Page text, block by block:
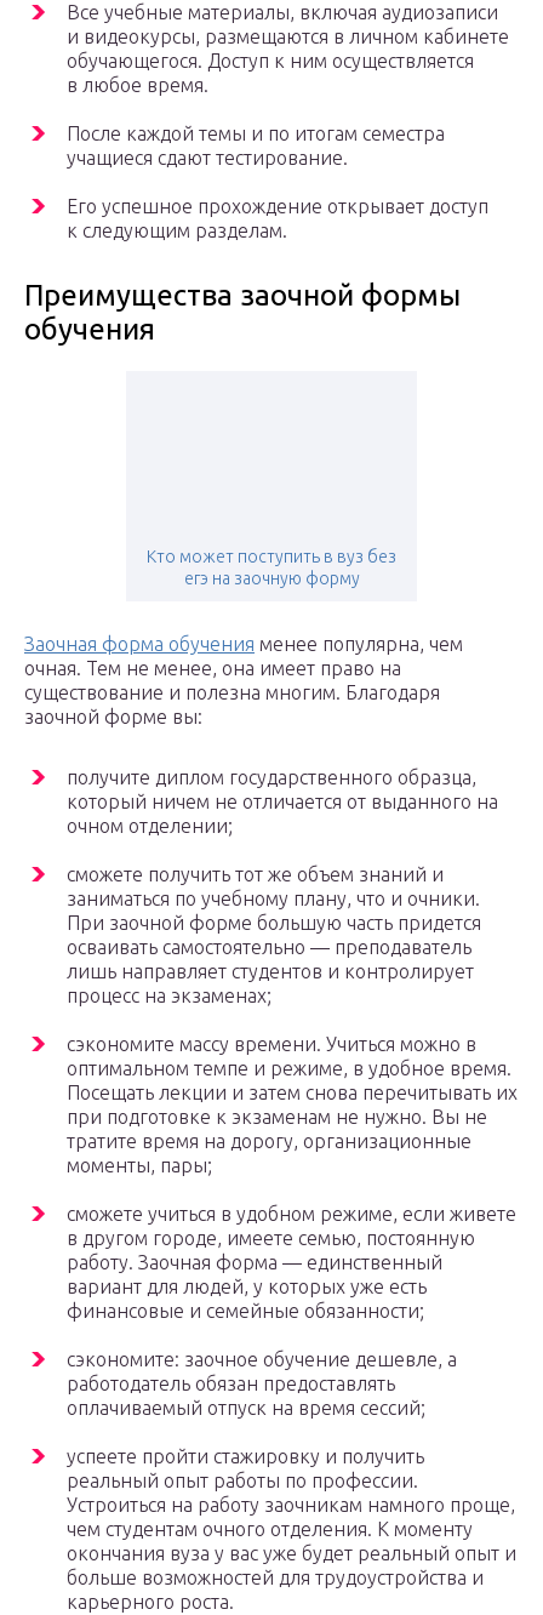
Все учебные материалы, включая аудиозаписи
и видеокурсы, размещаются в личном кабинете
обучающегося. Доступ к ним осуществляется
в любое время.
После каждой темы и по итогам семестра
учащиеся сдают тестирование.
Его успешное прохождение открывает доступ
к следующим разделам.
Преимущества заочной формы
обучения
Кто может поступить в вуз без
егэ на заочную форму
Заочная форма обучения менее популярна, чем
очная. Тем не менее, она имеет право на
существование и полезна многим. Благодаря
заочной форме вы:
получите диплом государственного образца,
который ничем не отличается от выданного на
очном отделении;
сможете получить тот же объем знаний и
заниматься по учебному плану, что и очники.
При заочной форме большую часть придется
осваивать самостоятельно — преподаватель
лишь направляет студентов и контролирует
процесс на экзаменах;
сэкономите массу времени. Учиться можно в
оптимальном темпе и режиме, в удобное время.
Посещать лекции и затем снова перечитывать их
при подготовке к экзаменам не нужно. Вы не
тратите время на дорогу, организационные
моменты, пары;
сможете учиться в удобном режиме, если живете
в другом городе, имеете семью, постоянную
работу. Заочная форма — единственный
вариант для людей, у которых уже есть
финансовые и семейные обязанности;
сэкономите: заочное обучение дешевле, а
работодатель обязан предоставлять
оплачиваемый отпуск на время сессий;
успеете пройти стажировку и получить
реальный опыт работы по профессии.
Устроиться на работу заочникам намного проще,
чем студентам очного отделения. К моменту
окончания вуза у вас уже будет реальный опыт и
больше возможностей для трудоустройства и
карьерного роста.